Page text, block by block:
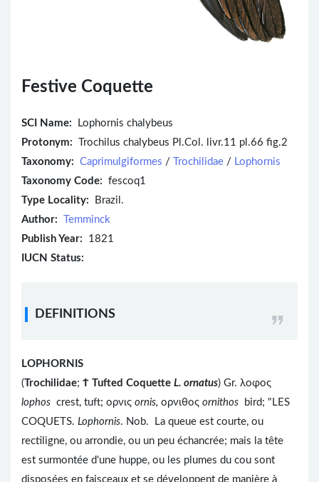
Festive Coquette
SCI Name:
Lophornis chalybeus
Protonym: Trochilus chalybeus Pl.Col. livr.11 pl.66 fig.2
Taxonomy: Caprimulgiformes / Trochilidae / Lophornis
Taxonomy Code: fescoq1
Type Locality: Brazil.
Author: Temminck
Publish Year: 1821
IUCN Status:
DEFINITIONS
LOPHORNIS
(Trochilidae; Ϯ Tufted Coquette L. ornatus) Gr. λοφος
lophos crest, tuft; ορνις ornis, ορνιθος ornithos
bird; "LES
COQUETS. Lophornis. Nob. La queue est courte, ou
rectiligne, ou arrondie, ou un peu échancrée; mais la tête
est surmontée d'une huppe, ou les plumes du cou sont
disposées en faisceaux et se développent de manière à